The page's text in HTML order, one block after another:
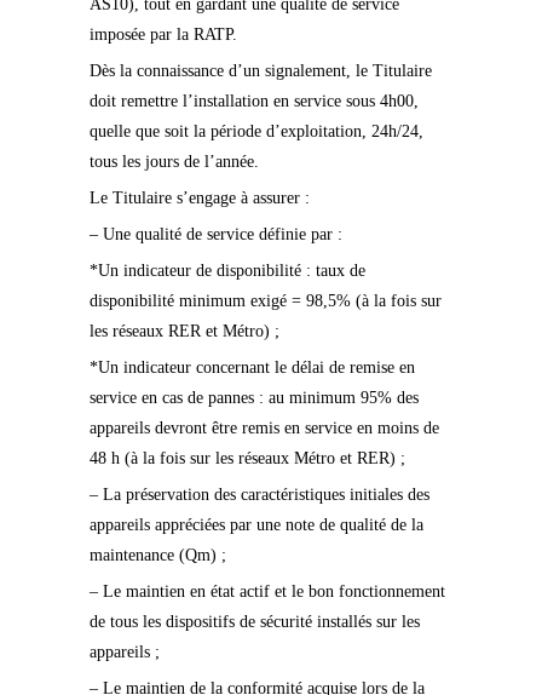
AS10), tout en gardant une qualité de service
imposée par la RATP.
Dès la connaissance d’un signalement, le Titulaire
doit remettre l’installation en service sous 4h00,
quelle que soit la période d’exploitation, 24h/24,
tous les jours de l’année.
Le Titulaire s’engage à assurer :
– Une qualité de service définie par :
*Un indicateur de disponibilité : taux de
disponibilité minimum exigé = 98,5% (à la fois sur
les réseaux RER et Métro) ;
*Un indicateur concernant le délai de remise en
service en cas de pannes : au minimum 95% des
appareils devront être remis en service en moins de
48 h (à la fois sur les réseaux Métro et RER) ;
– La préservation des caractéristiques initiales des
appareils appréciées par une note de qualité de la
maintenance (Qm) ;
– Le maintien en état actif et le bon fonctionnement
de tous les dispositifs de sécurité installés sur les
appareils ;
– Le maintien de la conformité acquise lors de la